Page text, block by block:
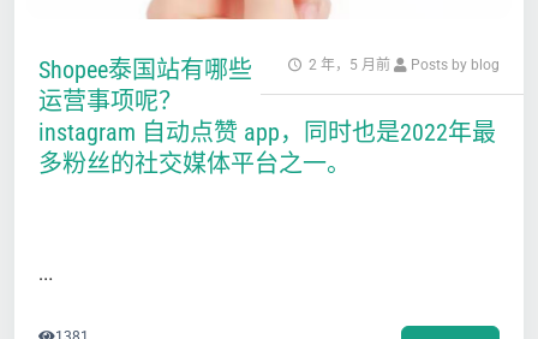
2 年，5 月前 Posts by blog
Shopee泰国站有哪些
运营事项呢？
instagram 自动点赞 app，同时也是2022年最
多粉丝的社交媒体平台之一。
…